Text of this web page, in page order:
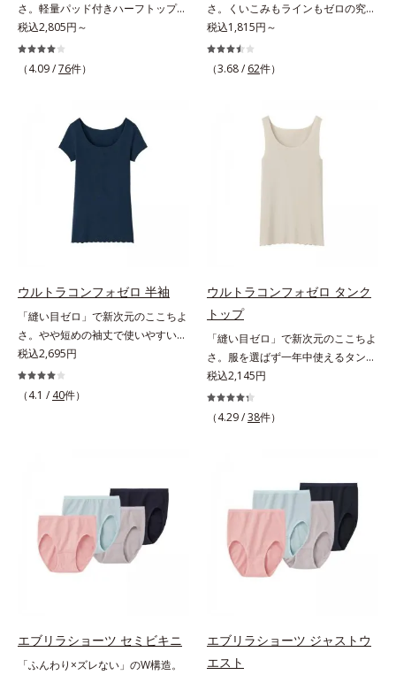
さ。軽量パッド付きハーフトップ。
究極の解放感で、自然な美胸を演出
するハーフトップこの感覚、ほかに
ない。究極のストレスフリー感！綿
は、ブラを外したくなるリラックス
タイムに最高のここちよさを叶えて
くれるアイテム。広くて高さのある
軽量パッド付きで、自然な美胸を演
税込2,805円～
（4.09 /76件）
さ。くいこみもラインもゼロの究極
ショーツ。ゴムも縫い目もゼロ！切
りっぱなし仕様のショーツこの感
覚、ほかにない。究極のストレスフ
エストも脚口もゴム不使用で、くい
こみもお肉の段差もなし。切りっぱ
なし仕様でアウターにラインが出
税込1,815円～
（3.68 / 62件）
ウルトラコンフォゼロ 半袖
「縫い目ゼロ」で新次元のここちよ
さ。やや短めの袖丈で使いやすい半
袖。多彩なアウターに対応する、短
め袖丈の半袖この感覚、ほかにな
い。究極のストレスフリー感！綿た
税込2,695円
（4.1 / 40件）
ウルトラコンフォゼロ タンク
トップ
「縫い目ゼロ」で新次元のここちよ
さ。服を選ばず一年中使えるタンク
トップ。アウターを選ばず、一年中
使えて便利なタンクトップこの感
覚、ほかにない。究極のストレスフ
スなし！アウターを選ばず、1枚持
っておくと一年中使えて便利です。
税込2,145円
（4.29 /38件）
エブリラショーツ セミビキニ
「ふんわり×ズレない」のW構造。
エブリラショーツ ジャストウ
エスト